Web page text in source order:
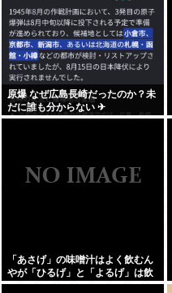
原爆 なぜ広島長崎だったのか？未
だに誰も分からない ✈
「あさげ」の味噌汁はよく飲むん
やが「ひるげ」と「よるげ」は飲
んだことない